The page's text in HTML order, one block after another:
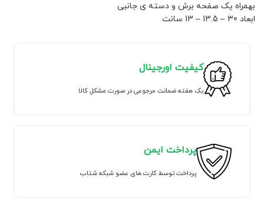
بهمراه یک صفحه برش و دسته ی جانبی
ابعاد 30 – 13.5 – 13 سانت
کیفیت اورجینال
یک هفته ضمانت مرجوعی در صورت مشکل کالا
پرداخت ایمن
پرداخت توسط کارت های عضو شبکه شتاب